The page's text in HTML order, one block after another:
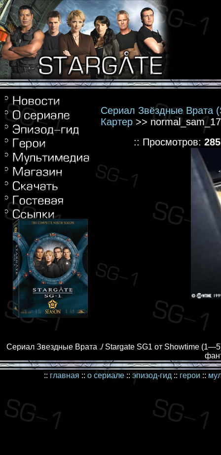
Сериал Звёздные Врата
Картер >>
:: Просмотров: 285
Сериал Звездные Врата ./ Stargate SG1 от Showtime
:: главная :: о сериале:: эпизод-гид :: герои ::